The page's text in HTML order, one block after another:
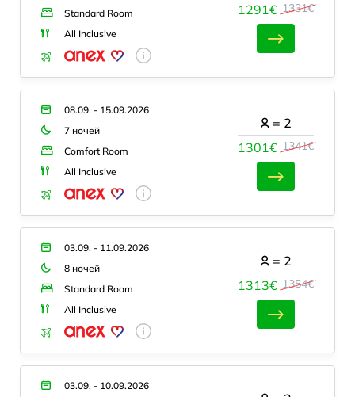
Standard Room
All Inclusive
1291€ 1331€
08.09. - 15.09.2026
7 ночей
Comfort Room
All Inclusive
1301€ 1341€
= 2
03.09. - 11.09.2026
8 ночей
Standard Room
All Inclusive
1313€ 1354€
= 2
03.09. - 10.09.2026